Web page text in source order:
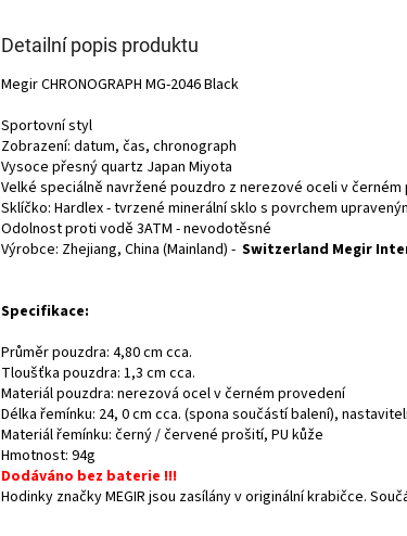
Detailní popis produktu
Megir CHRONOGRAPH MG-2046 Black
Sportovní styl
Zobrazení: datum, čas, chronograph
Vysoce přesný quartz Japan Miyota
Velké speciálně navržené pouzdro z nerezové oceli v
Sklíčko: Hardlex - tvrzené minerální sklo s povrchem
Odolnost proti vodě 3ATM - nevodotěsné
Výrobce: Zhejiang, China (Mainland) - Switzerland Megir
Specifikace:
Průměr pouzdra: 4,80 cm cca.
Tloušťka pouzdra: 1,3 cm cca.
Materiál pouzdra: nerezová ocel v černém provedení
Délka řemínku: 24, 0 cm cca. (spona součástí balení),
Materiál řemínku: černý / červené prošití, PU kůže
Hmotnost: 94g
Dodáváno bez baterie !!!
Hodinky značky MEGIR jsou zasílány v originální krabičce.